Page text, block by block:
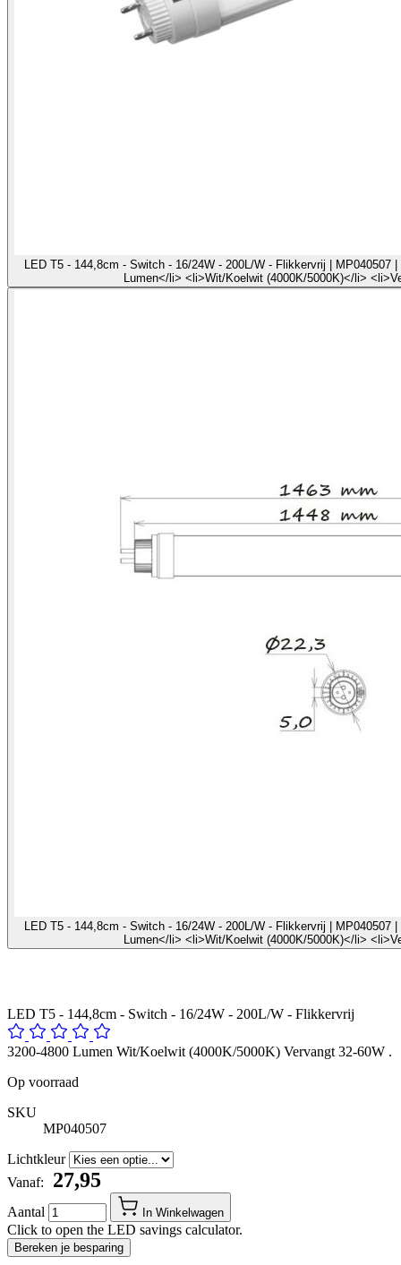
LED T5 - 144,8cm - Switch - 16/24W - 200L/W - Flikkervrij |
Lumen</li> <li>Wit/Koelwit (4000K/5000K)</li>
LED T5 - 144,8cm - Switch - 16/24W - 200L/W - Flikkervrij |
Lumen</li> <li>Wit/Koelwit (4000K/5000K)</li>
LED T5 - 144,8cm - Switch - 16/24W - 200L/W - Flikkervrij
3200-4800 Lumen Wit/Koelwit (4000K/5000K) Vervangt 32-60W .
Op voorraad
SKU
MP040507
Lichtkleur
Vanaf:
​ 27,95
Aantal In Winkelwagen
Click to open the LED savings calculator.
Bereken je besparing